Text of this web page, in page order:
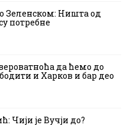
Зеленском: Ништа од
потребне
да ћемо до
и Харков и бар део
Чији је Вучји до?